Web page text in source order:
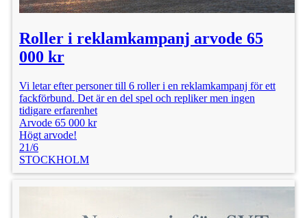
Roller i reklamkampanj arvode 65
000 kr
Vi letar efter personer till 6 roller i en reklamkampanj för ett
fackförbund. Det är en del spel och repliker men ingen
tidigare erfarenhet
Arvode 65 000 kr
Högt arvode!
21/6
STOCKHOLM